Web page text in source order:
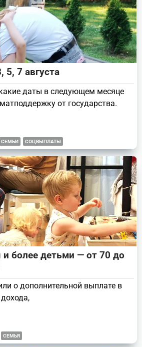
5, 7 августа
даты в следующем месяце
от государства.
СЕМЬИ СОЦВЫПЛАТЫ
более детьми — от 70 до
о дополнительной выплате в
СЕМЬЯ